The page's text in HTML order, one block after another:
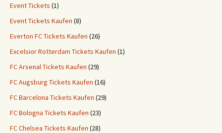
Event Tickets (1)
Event Tickets Kaufen (8)
Everton FC Tickets Kaufen (26)
Excelsior Rotterdam Tickets Kaufen (1)
FC Arsenal Tickets Kaufen (29)
FC Augsburg Tickets Kaufen (16)
FC Barcelona Tickets Kaufen (29)
FC Bologna Tickets Kaufen (23)
FC Chelsea Tickets Kaufen (28)